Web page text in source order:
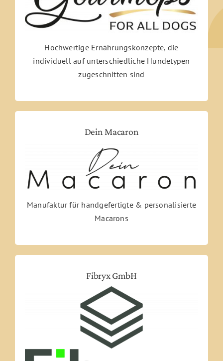
Hochwertige Ernährungskonzepte, die
individuell auf unterschiedliche Hundetypen
zugeschnitten sind
Dein Macaron
Manufaktur für handgefertigte & personalisierte
Macarons
Fibryx GmbH